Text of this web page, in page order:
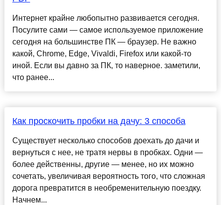
Интернет крайне любопытно развивается сегодня.
Посулите сами — самое используемое приложение
сегодня на большинстве ПК — браузер. Не важно
какой, Chrome, Edge, Vivaldi, Firefox или какой-то
иной. Если вы давно за ПК, то наверное. заметили,
что ранее...
Как проскочить пробки на дачу: 3 способа
Существует несколько способов доехать до дачи и
вернуться с нее, не тратя нервы в пробках. Одни —
более действенны, другие — менее, но их можно
сочетать, увеличивая вероятность того, что сложная
дорога превратится в необременительную поездку.
Начнем...